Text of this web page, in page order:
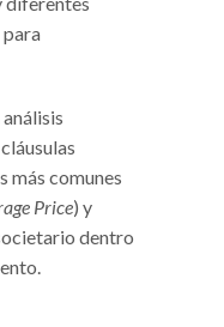
más comunes
Price) y
dentro